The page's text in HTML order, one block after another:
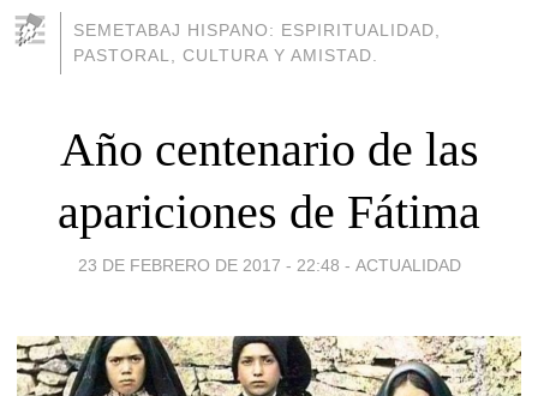
SEMETABAJ HISPANO: ESPIRITUALIDAD,
PASTORAL, CULTURA Y AMISTAD.
Año centenario de las
apariciones de Fátima
23 DE FEBRERO DE 2017 - 22:48 - ACTUALIDAD